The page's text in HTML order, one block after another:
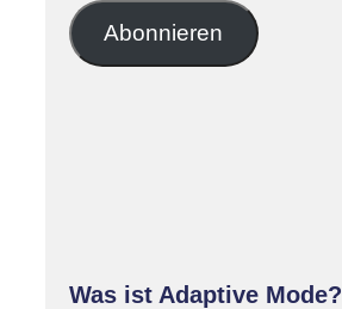
Mail-
Adresse
Abonnieren
Was ist Adaptive Mode?